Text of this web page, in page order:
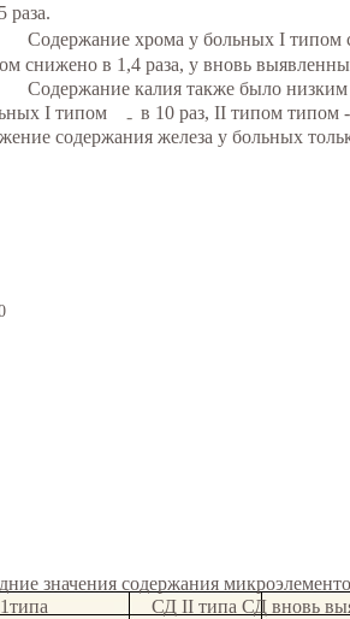
раза.
Содержание хрома у больных I типом
снижено в 1,4 раза, у вновь
Содержание калия также было низким
I типом
- в 10 раз, II типом типом
содержания железа у больных
значения содержания
СД II типа СД вновь